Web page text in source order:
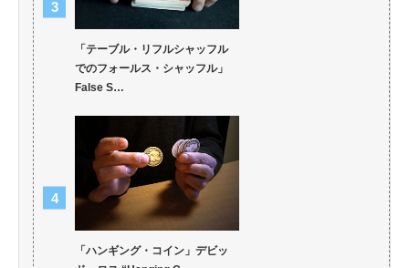
「テーブル・リフルシャッフル
でのフォールス・シャッフル」
False S…
「ハンギング・コイン」デビッ